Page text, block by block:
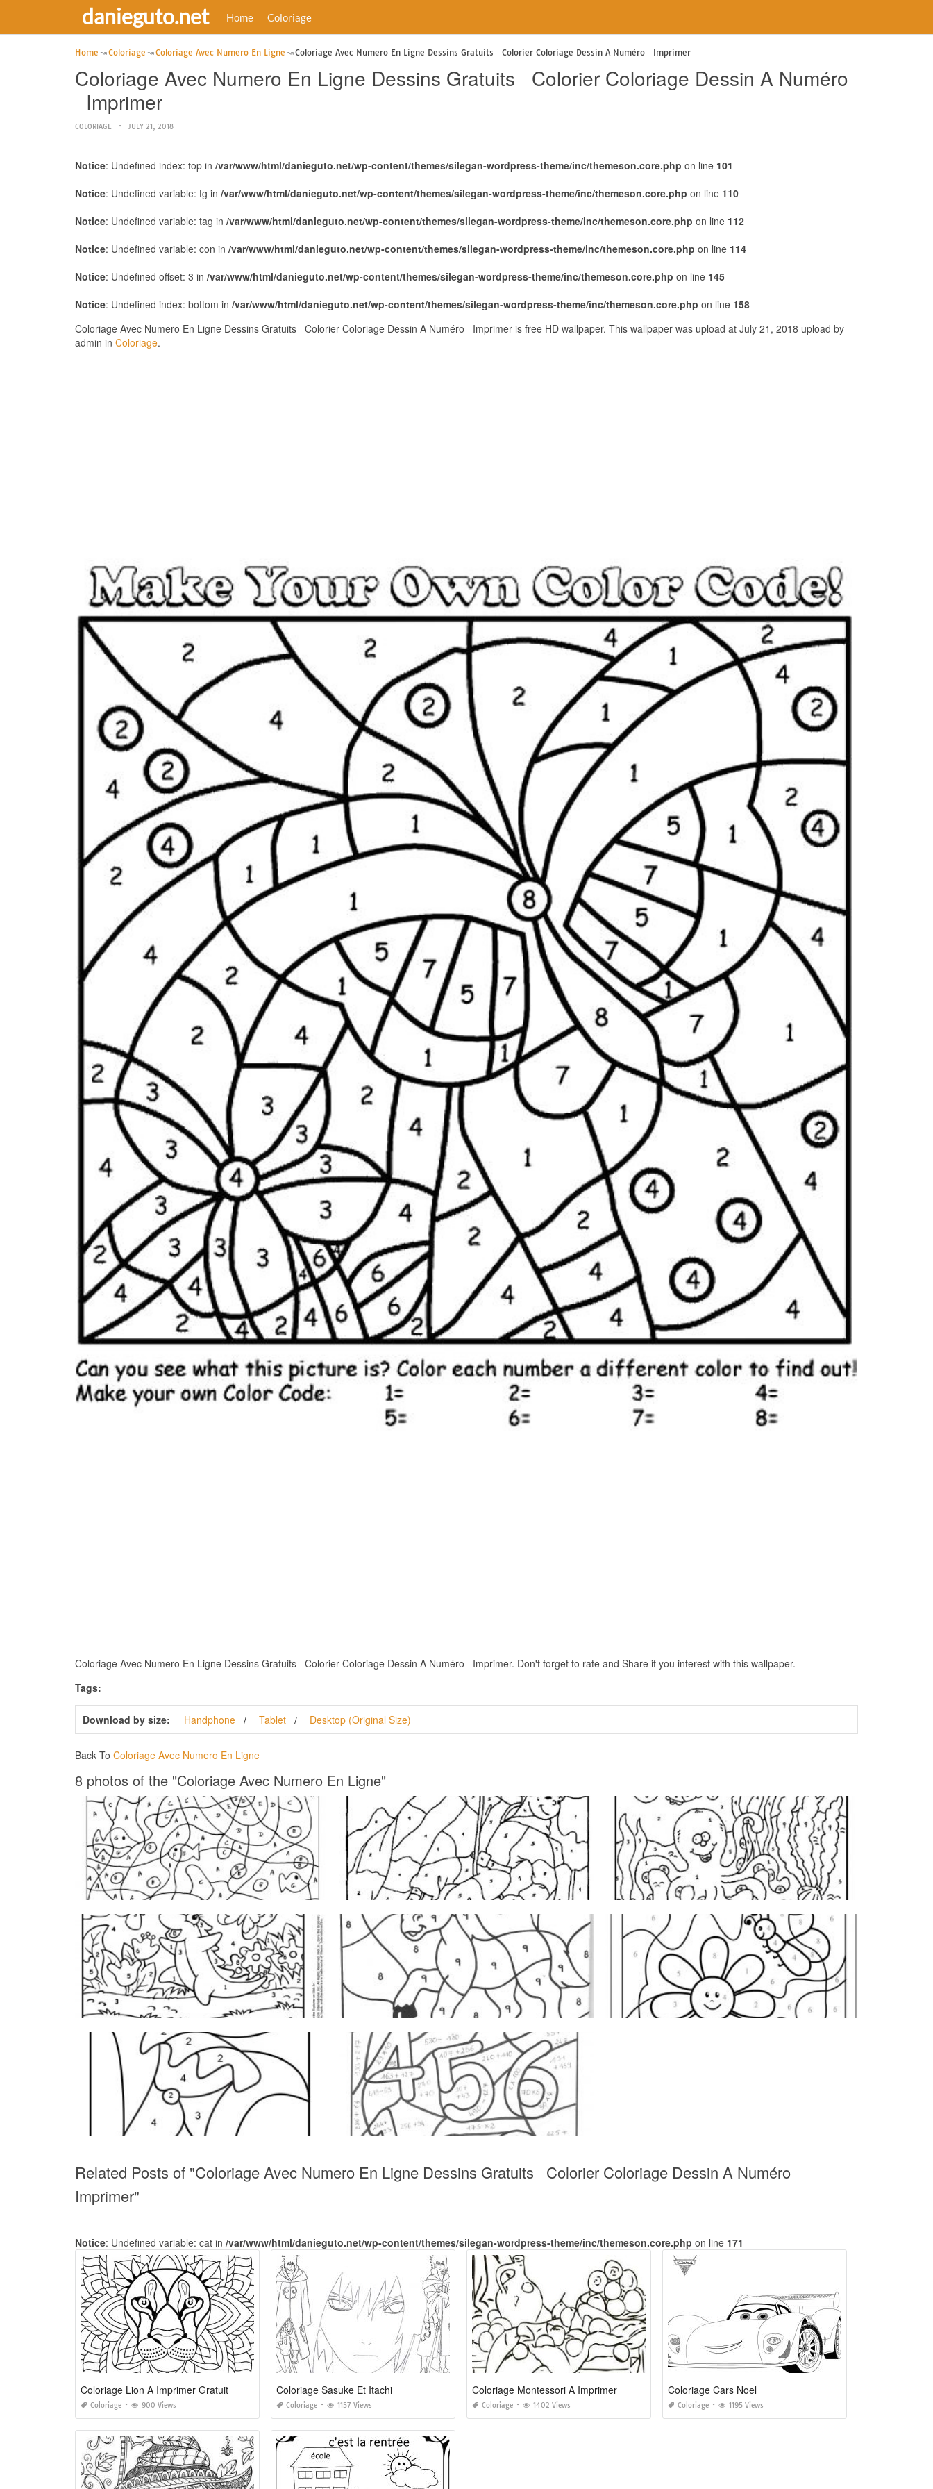
danieguto.net Home Coloriage
Home Coloriage Coloriage Avec Numero En Ligne Coloriage Avec Numero En Ligne Dessins Gratuits Colorier Coloriage Dessin A Numéro Imprimer
Coloriage Avec Numero En Ligne Dessins Gratuits Colorier Coloriage Dessin A Numéro
Imprimer
COLORIAGE JULY 21, 2018
Notice: Undefined index: top in /var/www/html/danieguto.net/wp-content/themes/silegan-wordpress-theme/inc/themeson.core.php on line 101
Notice: Undefined variable: tg in /var/www/html/danieguto.net/wp-content/themes/silegan-wordpress-theme/inc/themeson.core.php on line 110
Notice: Undefined variable: tag in /var/www/html/danieguto.net/wp-content/themes/silegan-wordpress-theme/inc/themeson.core.php on line 112
Notice: Undefined variable: con in /var/www/html/danieguto.net/wp-content/themes/silegan-wordpress-theme/inc/themeson.core.php on line 114
Notice: Undefined offset: 3 in /var/www/html/danieguto.net/wp-content/themes/silegan-wordpress-theme/inc/themeson.core.php on line 145
Notice: Undefined index: bottom in /var/www/html/danieguto.net/wp-content/themes/silegan-wordpress-theme/inc/themeson.core.php on line 158
Coloriage Avec Numero En Ligne Dessins Gratuits Colorier Coloriage Dessin A Numéro Imprimer is free HD wallpaper. This wallpaper was upload at July 21, 2018 upload by
admin in Coloriage.
Coloriage Avec Numero En Ligne Dessins Gratuits Colorier Coloriage Dessin A Numéro Imprimer. Don't forget to rate and Share if you interest with this wallpaper.
Tags:
Download by size: Handphone Tablet Desktop (Original Size)
Back To Coloriage Avec Numero En Ligne
8 photos of the "Coloriage Avec Numero En Ligne"
Related Posts of "Coloriage Avec Numero En Ligne Dessins Gratuits Colorier Coloriage Dessin A Numéro
Imprimer"
Notice: Undefined variable: cat in /var/www/html/danieguto.net/wp-content/themes/silegan-wordpress-theme/inc/themeson.core.php on line 171
Coloriage Lion A Imprimer Gratuit
Coloriage 900 Views
Coloriage Sasuke Et Itachi
Coloriage 1157 Views
Coloriage Montessori A Imprimer
Coloriage 1402 Views
Coloriage Cars Noel
Coloriage 1195 Views